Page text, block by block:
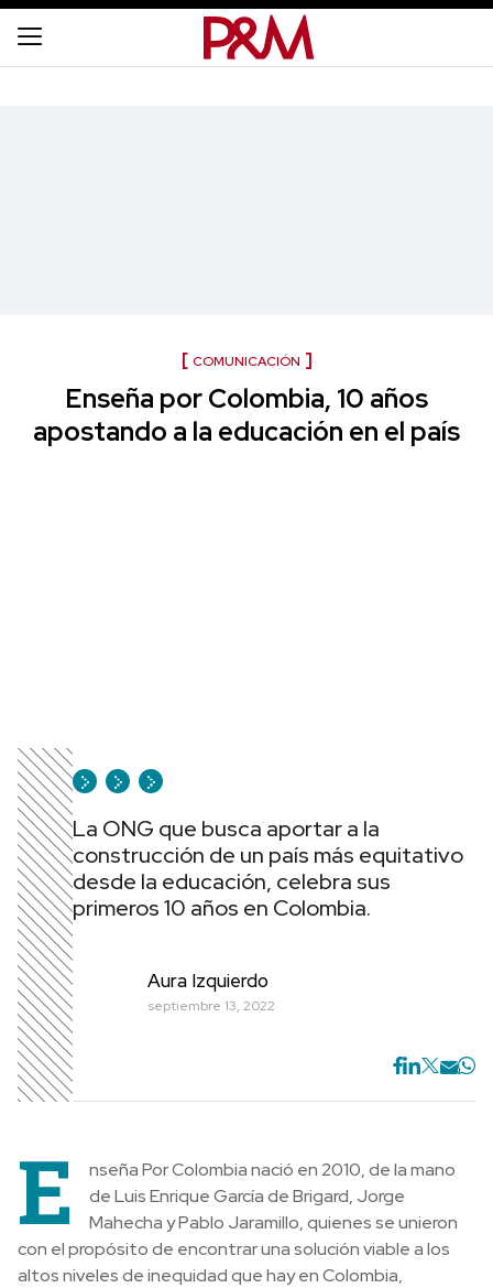
COMUNICACIÓN
Enseña por Colombia, 10 años
apostando a la educación en el país
La ONG que busca aportar a la
construcción de un país más equitativo
desde la educación, celebra sus
primeros 10 años en Colombia.
Aura Izquierdo
septiembre 13, 2022
E
nseña Por Colombia nació en 2010, de la mano
de Luis Enrique García de Brigard, Jorge
Mahecha y Pablo Jaramillo, quienes se unieron
con el propósito de encontrar una solución viable a los
altos niveles de inequidad que hay en Colombia,